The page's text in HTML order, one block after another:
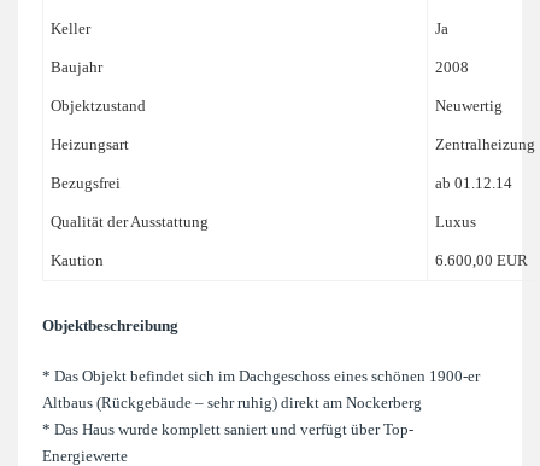
Keller Ja
Baujahr 2008
Objektzustand Neuwertig
Heizungsart Zentralheizung
Bezugsfrei ab 01.12.14
Qualität der Ausstattung Luxus
Kaution 6.600,00 EUR
Objektbeschreibung
* Das Objekt befindet sich im Dachgeschoss eines schönen 1900-er
Altbaus (Rückgebäude – sehr ruhig) direkt am Nockerberg
* Das Haus wurde komplett saniert und verfügt über Top-
Energiewerte